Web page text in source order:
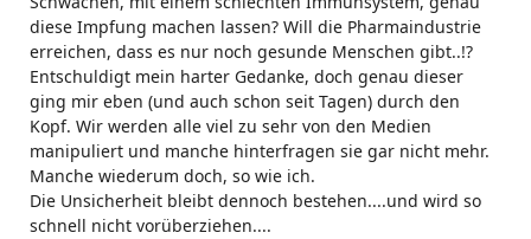
diese Impfung machen lassen? Will die Pharmaindustrie
erreichen, dass es nur noch gesunde Menschen gibt..!?
Entschuldigt mein harter Gedanke, doch genau dieser
ging mir eben (und auch schon seit Tagen) durch den
Kopf. Wir werden alle viel zu sehr von den Medien
manipuliert und manche hinterfragen sie gar nicht mehr.
Manche wiederum doch, so wie ich.
Die Unsicherheit bleibt dennoch bestehen....und wird so
schnell nicht vorüberziehen....